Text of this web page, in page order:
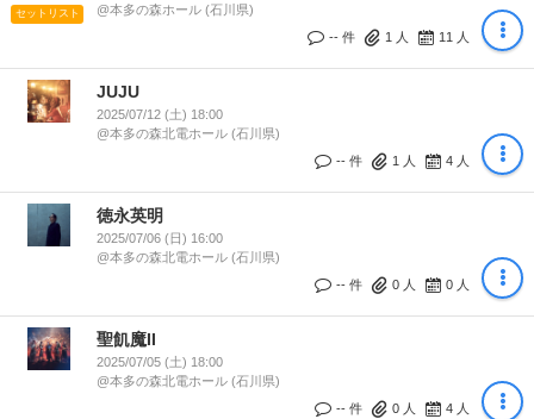
セットリスト
@本多の森ホール (石川県)
-- 件
1 人 11 人
JUJU
2025/07/12 (土) 18:00
@本多の森北電ホール (石川県)
-- 件
1 人 4 人
徳永英明
2025/07/06 (日) 16:00
@本多の森北電ホール (石川県)
-- 件
0 人 0 人
聖飢魔II
2025/07/05 (土) 18:00
@本多の森北電ホール (石川県)
-- 件
0 人 4 人